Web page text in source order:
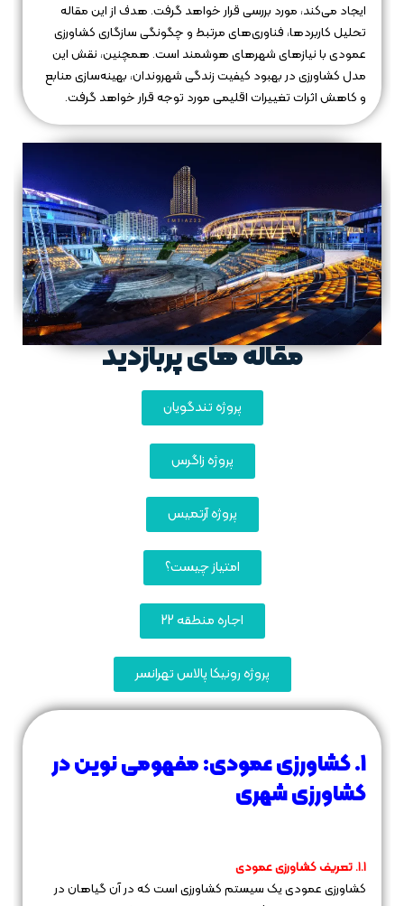
ایجاد می‌کند، مورد بررسی قرار خواهد گرفت. هدف از این مقاله
تحلیل کاربردها، فناوری‌های مرتبط و چگونگی سازگاری کشاورزی
عمودی با نیازهای شهرهای هوشمند است. همچنین، نقش این
مدل کشاورزی در بهبود کیفیت زندگی شهروندان، بهینه‌سازی منابع
و کاهش اثرات تغییرات اقلیمی مورد توجه قرار خواهد گرفت.
مقاله های پربازدید
پروژه تندگویان
پروژه زاگرس
پروژه آرتمیس
امتیاز چیست؟
اجاره منطقه 22
پروژه رونیکا پالاس تهرانسر
۱. کشاورزی عمودی: مفهومی نوین در
کشاورزی شهری
۱.۱. تعریف کشاورزی عمودی
کشاورزی عمودی یک سیستم کشاورزی است که در آن گیاهان در